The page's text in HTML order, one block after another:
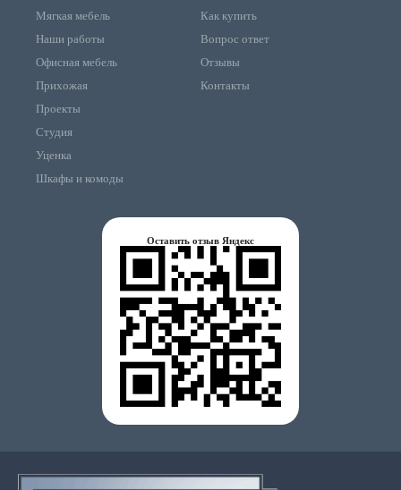
Мягкая мебель
Наши работы
Офисная мебель
Прихожая
Проекты
Студия
Уценка
Шкафы и комоды
Как купить
Вопрос ответ
Отзывы
Контакты
Оставить отзыв Яндекс